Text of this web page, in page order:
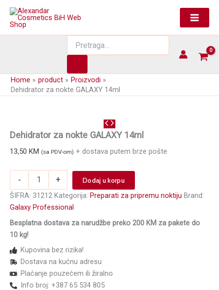
Skip
content
search
Home product
Proizvodi
Dehidrator za nokte GALAXY 14ml
Dehidrator za nokte GALAXY 14ml
13,50 KM (sa PDV-om) + dostava putem brze pošte
-
nokte
GALAXY
količina
+
Dodaj u korpu
ŠIFRA: 31212 Kategorija: Preparati za pripremu noktiju Brand:
Galaxy Professional
Besplatna dostava za narudžbe preko 200 KM za pakete do
10 kg!
Kupovina bez rizika!
Dostava na kućnu adresu
Plaćanje pouzećem ili žiralno
Info broj: +387 65 534 805